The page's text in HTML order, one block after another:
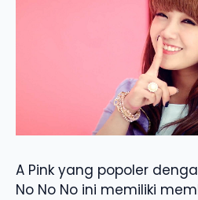
A Pink yang popoler
No No No ini memiliki